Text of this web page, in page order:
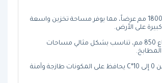
يمتلك الوحدة أبعاد 1800 مم عرضاً، مما يوفر مساحة تخزين واسعة
على الأرض.
بعمق 700 مم وارتفاع 850 مم، تناسب بشكل مثالي مساحات
نطاق درجة الحرارة من 0 إلى 10°C يحافظ على المكونات طازجة وآمنة